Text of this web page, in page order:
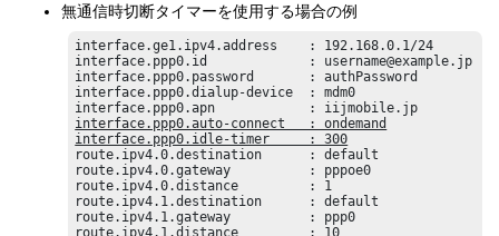
無通信時切断タイマーを使用する場合の例
interface.ge1.ipv4.address    : 192.168.0.1/24
interface.ppp0.id             : username@example.jp
interface.ppp0.password       : authPassword
interface.ppp0.dialup-device  : mdm0
interface.ppp0.auto-connect   : ondemand
interface.ppp0.idle-timer     : 300
route.ipv4.0.destination      : default
route.ipv4.0.gateway          : pppoe0
route.ipv4.0.distance         : 1
route.ipv4.1.destination      : default
route.ipv4.1.gateway          : ppp0
route.ipv4.1.distance         : 10